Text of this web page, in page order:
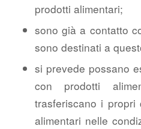
prodotti alimentari;
sono già a contatto
sono destinati a
si prevede possano
con prodotti
trasferiscano i propri
alimentari nelle